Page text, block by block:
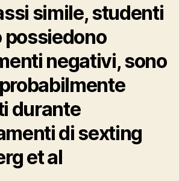
simile, studenti
possiedono
negativi, sono
durante
di sexting
et al